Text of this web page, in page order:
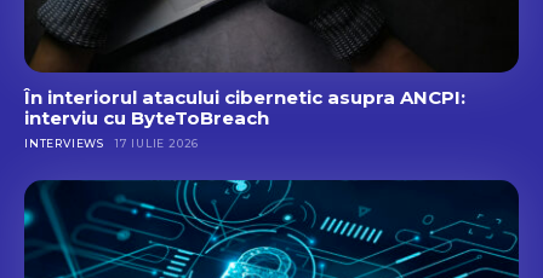
În interiorul atacului cibernetic asupra ANCPI:
interviu cu ByteToBreach
INTERVIEWS 17 IULIE 2026